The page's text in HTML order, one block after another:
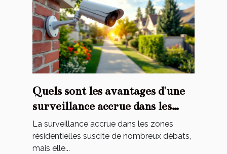
Quels sont les avantages d'une
surveillance accrue dans les
zones résidentielles ?
La surveillance accrue dans les zones
résidentielles suscite de nombreux débats,
mais elle...